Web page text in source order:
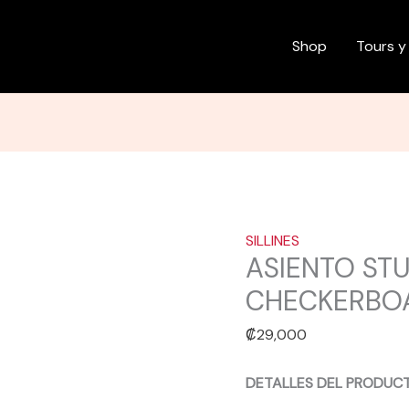
Shop Tours
SILLINES
ASIENTO
₡29,000
DETALLES DEL
NEGRO